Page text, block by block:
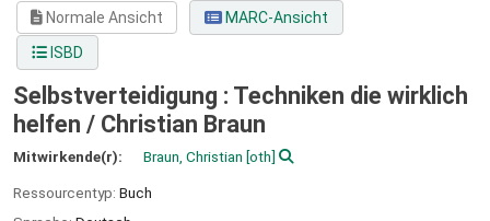
Normale Ansicht
MARC-Ansicht
ISBD
Selbstverteidigung : Techniken die wirklich
helfen / Christian Braun
Mitwirkende(r): Braun, Christian [oth]
Ressourcentyp: Buch